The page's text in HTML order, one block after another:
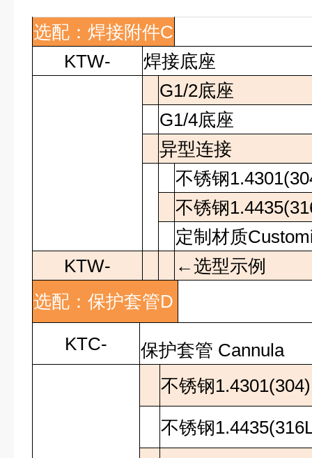
选配：焊接附件C
KTW-
焊接底座
G1/2底座
G1/4底座
异型连接
不锈钢
不锈钢
定制材质
KTW-
←选型示例
选配：保护套管D
KTC- 保护套管 Cannula
不锈钢1.4301(304)
不锈钢